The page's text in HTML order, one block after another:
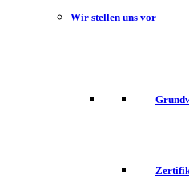
Wir stellen uns vor